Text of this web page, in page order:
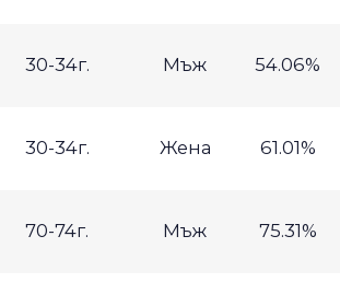
30-34г. Мъж 54.06%
30-34г. Жена 61.01%
70-74г. Мъж 75.31%